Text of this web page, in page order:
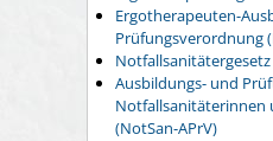
Ergotherapeuten-
Prüfungsverordnung
Notfallsanitätergesetz
Ausbildungs- und
Notfallsanitäterinnen
(NotSan-APrV)